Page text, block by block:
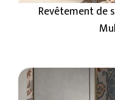
Revêtement de